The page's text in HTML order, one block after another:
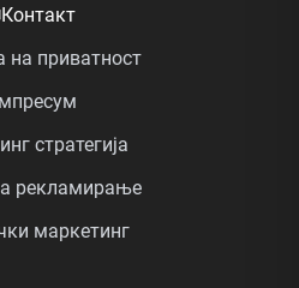
Контакт
на приватност
стратегија
рекламирање
маркетинг